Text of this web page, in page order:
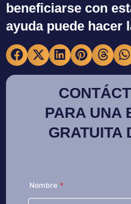
beneficiarse con
ayuda puede hacer
PARA UNA
GRATUITA